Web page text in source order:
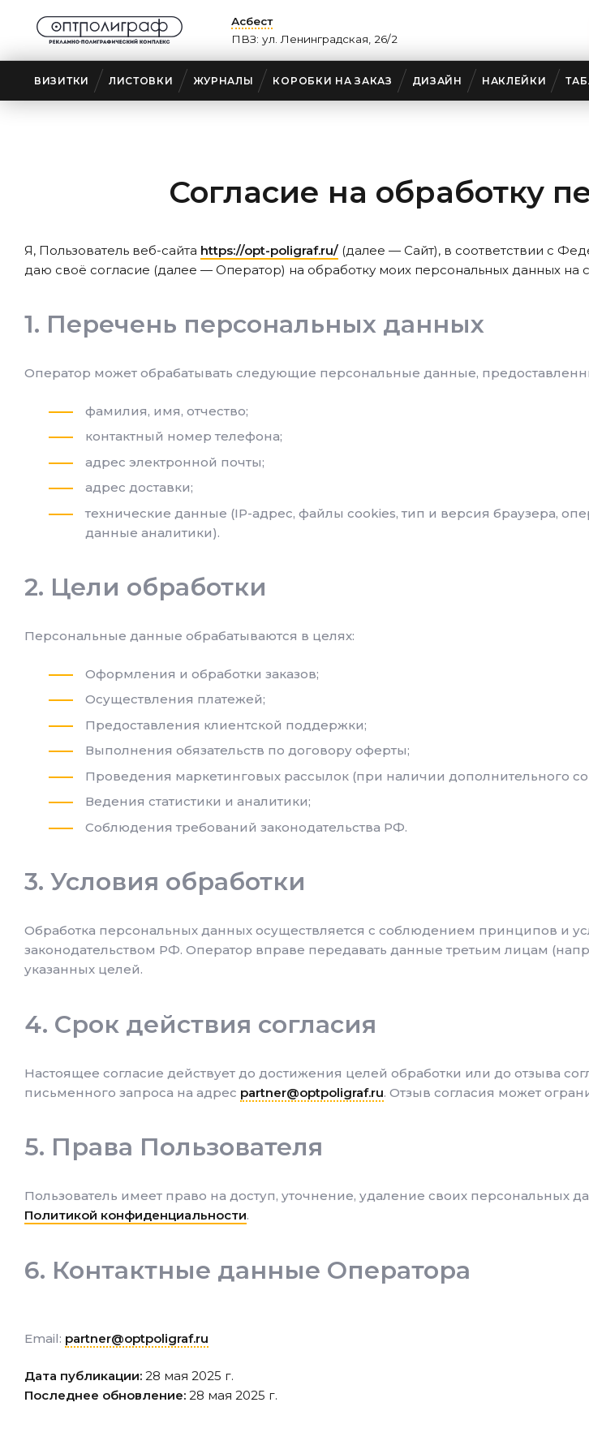
Асбест
ПВЗ: ул. Ленинградская, 26/2
ВИЗИТКИ ЛИСТОВКИ ЖУРНАЛЫ КОРОБКИ НА ЗАКАЗ ДИЗАЙН НАКЛЕЙКИ
Согласие на обработку
Я, Пользователь веб-сайта https://opt-poligraf.ru/ (далее — Сайт), в соответствии с
даю своё согласие (далее — Оператор) на обработку моих персональных данных на
Перечень персональных данных
Оператор может обрабатывать следующие персональные данные,
фамилия, имя, отчество;
контактный номер телефона;
адрес электронной почты;
адрес доставки;
технические данные (IP-адрес, файлы cookies, тип и версия браузера,
данные аналитики).
Цели обработки
Персональные данные обрабатываются в целях:
Оформления и обработки заказов;
Осуществления платежей;
Предоставления клиентской поддержки;
Выполнения обязательств по договору оферты;
Проведения маркетинговых рассылок (при наличии дополнительного
Ведения статистики и аналитики;
Соблюдения требований законодательства РФ.
Условия обработки
Обработка персональных данных осуществляется с соблюдением принципов и
законодательством РФ. Оператор вправе передавать данные третьим лицам
указанных целей.
Срок действия согласия
Настоящее согласие действует до достижения целей обработки или до отзыва
письменного запроса на адрес partner@optpoligraf.ru. Отзыв согласия может
Права Пользователя
Пользователь имеет право на доступ, уточнение, удаление своих персональных
Политикой конфиденциальности.
Контактные данные Оператора
Email: partner@optpoligraf.ru
Дата публикации: 28 мая 2025 г.
Последнее обновление: 28 мая 2025 г.